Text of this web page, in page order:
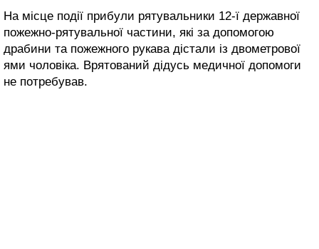
На місце події прибули рятувальники 12-ї державної
пожежно-рятувальної частини, які за допомогою
драбини та пожежного рукава дістали із двометрової
ями чоловіка. Врятований дідусь медичної допомоги
не потребував.